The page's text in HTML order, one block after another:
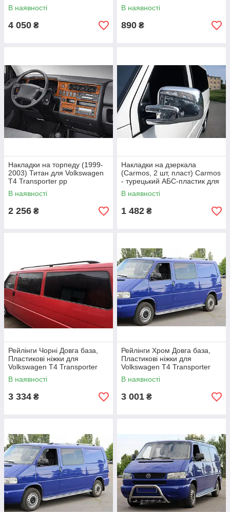
В наявності
4 050 ₴
В наявності
890 ₴
Накладки на торпеду (1999-
2003) Титан для Volkswagen
T4 Transporter рр
В наявності
2 256 ₴
Накладки на дзеркала
(Carmos, 2 шт, пласт) Carmos
- турецький АБС-пластик для
Volkswagen T4 Transporter
1990-2003 рр
В наявності
1 482 ₴
Рейлінги Чорні Довга база,
Пластикові ніжки для
Volkswagen T4 Transporter
1990-2003 рр
В наявності
3 334 ₴
Рейлінги Хром Довга база,
Пластикові ніжки для
Volkswagen T4 Transporter
1990-2003 рр
В наявності
3 001 ₴